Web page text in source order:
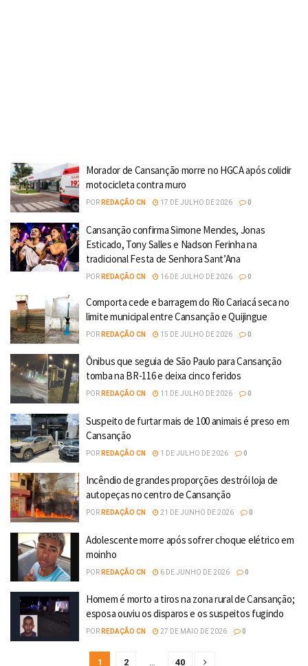
Morador de Cansanção morre no HGCA após colidir
motocicleta contra muro
POR REDAÇÃO CN 17 DE JULHO DE 2026 0
Cansanção confirma Simone Mendes, Jonas
Esticado, Tony Salles e Nadson Ferinha na
tradicional Festa de Senhora Sant’Ana
POR REDAÇÃO CN 16 DE JULHO DE 2026 0
Comporta cede e barragem do Rio Cariacá seca no
limite municipal entre Cansanção e Quijingue
POR REDAÇÃO CN 15 DE JULHO DE 2026 0
Ônibus que seguia de São Paulo para Cansanção
tomba na BR-116 e deixa cinco feridos
POR REDAÇÃO CN 11 DE JULHO DE 2026 0
Suspeito de furtar mais de 100 animais é preso em
Cansanção
POR REDAÇÃO CN 1 DE JULHO DE 2026 0
Incêndio de grandes proporções destrói loja de
autopeças no centro de Cansanção
POR REDAÇÃO CN 21 DE JUNHO DE 2026 0
Adolescente morre após sofrer choque elétrico em
moinho
POR REDAÇÃO CN 6 DE JUNHO DE 2026 0
Homem é morto a tiros na zona rural de Cansanção;
esposa ouviu os disparos e os suspeitos fugindo
POR REDAÇÃO CN 27 DE MAIO DE 2026 0
1 2 40